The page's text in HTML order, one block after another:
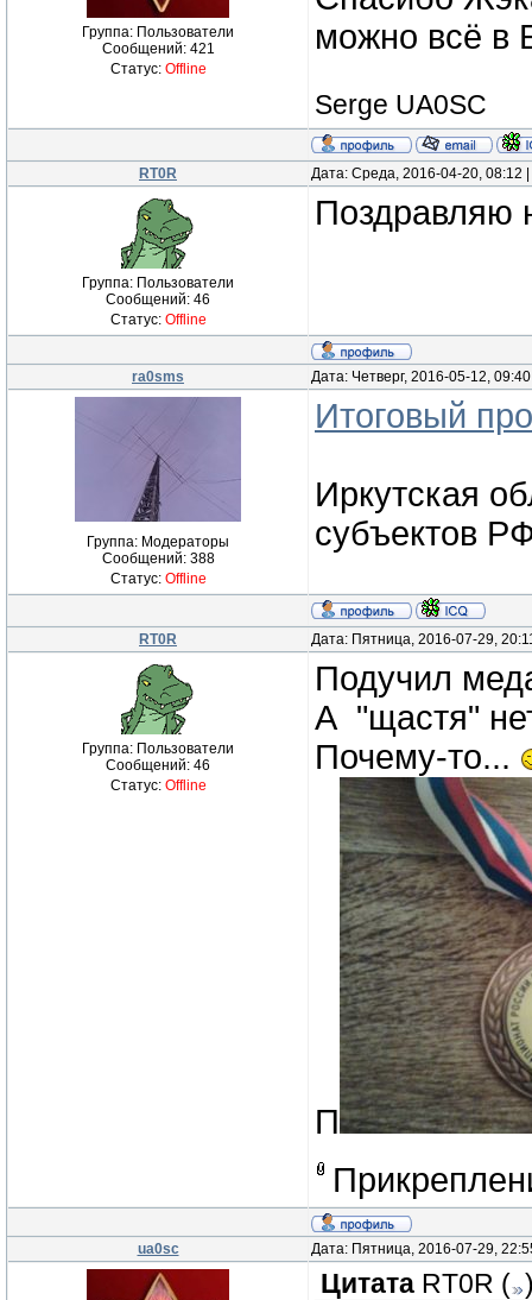
Группа: Пользователи
Сообщений: 421
Статус: Offline
можно всё в
Serge UA0SC
RT0R Дата: Среда, 2016-04-20,
Группа: Пользователи
Сообщений: 46
Статус: Offline
Поздравляю
ra0sms Дата: Четверг, 2016-05-12,
Группа: Модераторы
Сообщений: 388
Статус: Offline
Итоговый
Иркутская
субъектов
RT0R Дата: Пятница, 2016-07-29,
Группа: Пользователи
Сообщений: 46
Статус: Offline
Подучил
А "щастя"
Почему-то...
П
ua0sc Дата: Пятница, 2016-07-29,
Цитата RT0R (